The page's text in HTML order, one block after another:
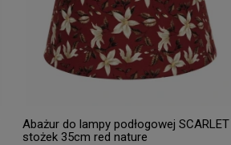
Abażur do lampy podłogowej SCARLET
stożek 35cm red nature